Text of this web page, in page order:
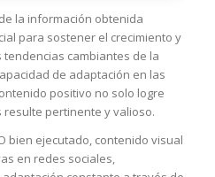
la información obtenida
para sostener el crecimiento y
cambiantes de la
de adaptación en las
positivo no solo logre
pertinente y valioso.
bien ejecutado, contenido visual
en redes sociales,